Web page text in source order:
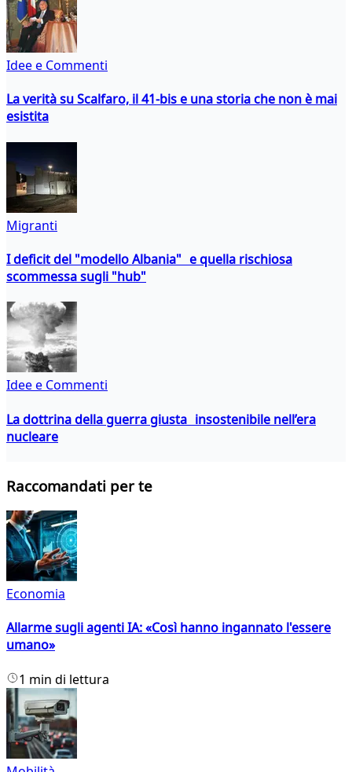
Idee e Commenti
La verità su Scalfaro, il 41-bis e una storia che non è mai
esistita
Migranti
I deficit del "modello Albania" e quella rischiosa
scommessa sugli "hub"
Idee e Commenti
La dottrina della guerra giusta insostenibile nell’era
nucleare
Raccomandati per te
Economia
Allarme sugli agenti IA: «Così hanno ingannato l'essere
umano»
1 min di lettura